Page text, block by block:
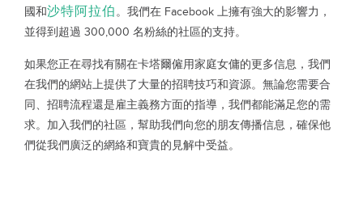
國和沙特阿拉伯。我們在 Facebook 上擁有強大的影響力，
並得到超過 300,000 名粉絲的社區的支持。
如果您正在尋找有關在卡塔爾僱用家庭女傭的更多信息，我們
在我們的網站上提供了大量的招聘技巧和資源。無論您需要合
同、招聘流程還是雇主義務方面的指導，我們都能滿足您的需
求。加入我們的社區，幫助我們向您的朋友傳播信息，確保他
們從我們廣泛的網絡和寶貴的見解中受益。